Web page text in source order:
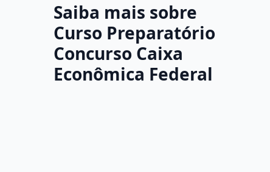
Saiba mais sobre
Curso Preparatório
Concurso Caixa
Econômica Federal